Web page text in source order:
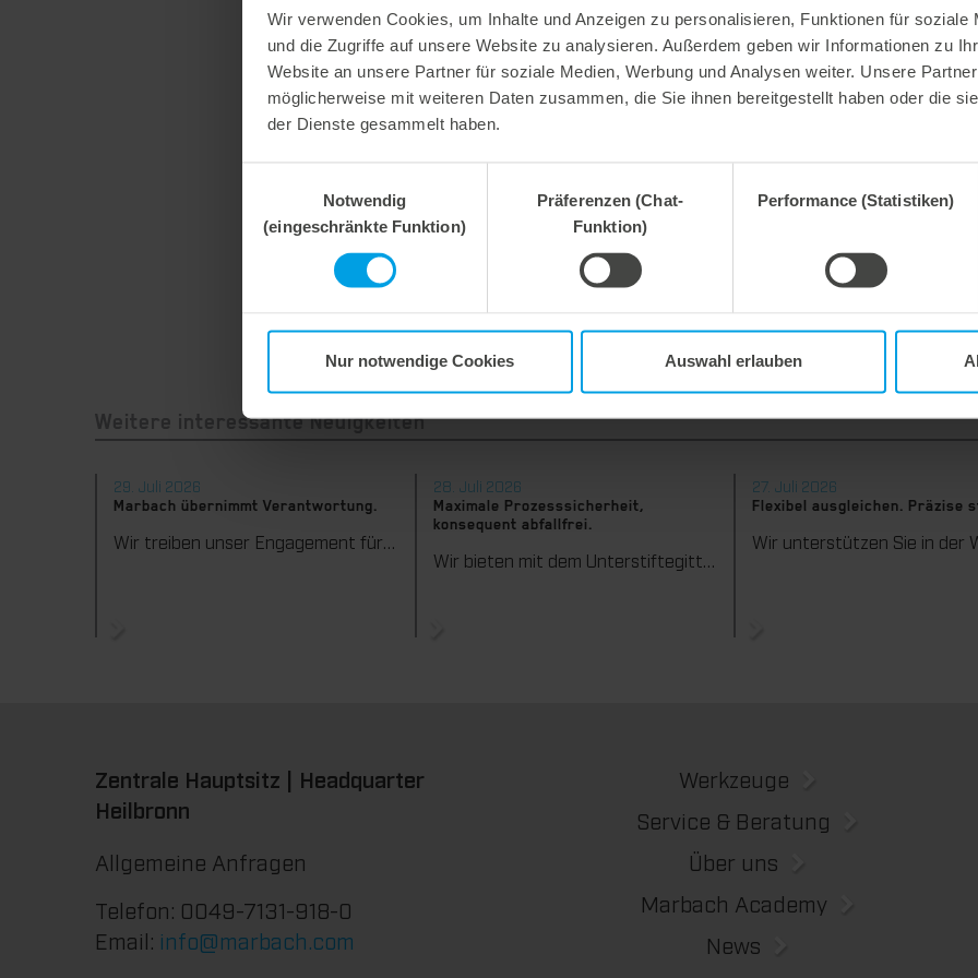
Wir verwenden Cookies, um Inhalte und Anzeigen zu personalisieren, Funktionen für soziale
und die Zugriffe auf unsere Website zu analysieren. Außerdem geben wir Informationen zu
Website an unsere Partner für soziale Medien, Werbung und Analysen weiter. Unsere
möglicherweise mit weiteren Daten zusammen, die Sie ihnen bereitgestellt haben oder die
der Dienste gesammelt haben.
Notwendig
(eingeschränkte Funktion)
Präferenzen (Chat-
Funktion)
Performance (Statistiken)
Nur notwendige Cookies Auswahl erlauben
Konsumenten sind.“
pure edge
Bei dieser von Marbach entwickelten Technologie wird
durch Niederhalter aus Stahl ersetzt. Das führt dazu,
dem Messer komplett komprimiert wird. Es entstehen
Der marbablanker ist ein leichtes, aber stabiles
Bedürfnisse abgestimmt wird. Ein schneller und
Preis zeichnen den marbablanker aus.
Dost weiter: „Die Expoprint in São Paulo war für uns
Gesprächen. Wir werden auf jeden Fall in 4 Jahren wieder
Weitere interessante Neuigkeiten
29. Juli 2026
Marbach übernimmt Verantwortung.
Wir treiben unser Engagement für Nachhaltigkeit konsequent weiter voran. Mit der Veröffentlichung des vierten Nachhaltigkeitsberichts dokumentieren wir erneut unsere Fortschritte auf dem Weg zu einer nachhaltigen Unternehmensführung.
28. Juli 2026
Maximale Prozesssicherheit,
konsequent abfallfrei.
Wir bieten mit dem Unterstiftegitter eine spezialisierte Werkzeuglösung für höchste Anforderungen im Ausbrechprozess. Insbesondere bei anspruchsvollen Verpackungszuschnitten sorgt das System für stabile Abläufe und eine zuverlässige Entfernung selbst kleinster Abfallteile über den gesamten Produktionsprozess hinweg – vom ersten bis zum letzten Bogen.
27. Juli 2026
Flexibel ausgleichen. Präzise
Zentrale Hauptsitz | Headquarter
Heilbronn
Allgemeine Anfragen
Telefon: 0049-7131-918-0
Email: info@marbach.com
Werkzeuge
Service & Beratung
Über uns
Marbach Academy
News